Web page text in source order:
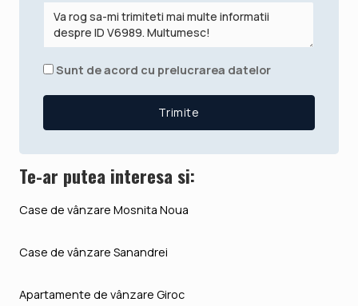
Sunt de acord cu prelucrarea datelor
Te-ar putea interesa si:
Case de vânzare Mosnita Noua
Case de vânzare Sanandrei
Apartamente de vânzare Giroc